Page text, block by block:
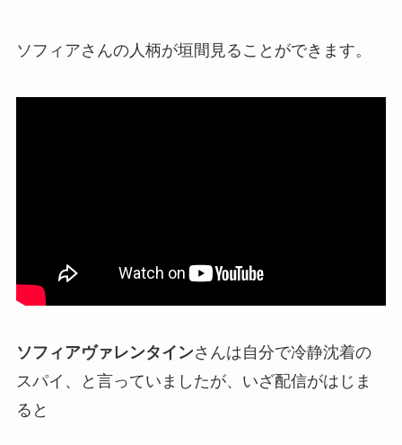
ソフィアさんの人柄が垣間見ることができます。
ソフィアヴァレンタインさんは自分で冷静沈着の
スパイ、と言っていましたが、いざ配信がはじま
ると